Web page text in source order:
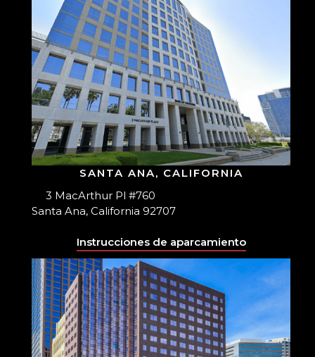
SANTA ANA, CALIFORNIA
3 MacArthur Pl #760
Santa Ana, California 92707
Instrucciones de aparcamiento